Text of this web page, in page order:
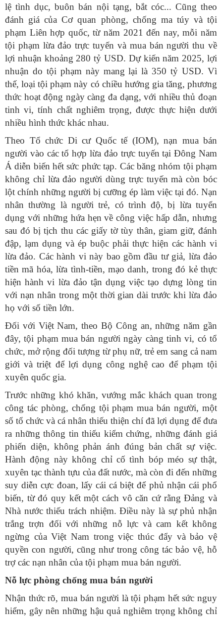
lệ tình dục, buôn bán nội tạng, bắt cóc... Cũng theo
đánh giá của Cơ quan phòng, chống ma túy và tội
phạm Liên hợp quốc, từ năm 2021 đến nay, mỗi năm
tội phạm lừa đảo trực tuyến và mua bán người thu về
lợi nhuận khoảng 280 tỷ USD. Dự kiến năm 2025, lợi
nhuận do tội phạm này mang lại là 350 tỷ USD. Vì
thế, loại tội phạm này có chiều hướng gia tăng, phương
thức hoạt động ngày càng đa dạng, với nhiều thủ đoạn
tinh vi, tính chất nghiêm trọng, được thực hiện dưới
nhiều hình thức khác nhau.
Theo Tổ chức Di cư Quốc tế (IOM), nạn mua bán
người vào các tổ hợp lừa đảo trực tuyến tại Đông Nam
Á diễn biến hết sức phức tạp. Các băng nhóm tội phạm
không chỉ lừa đảo người dùng trực tuyến mà còn bóc
lột chính những người bị cưỡng ép làm việc tại đó. Nạn
nhân thường là người trẻ, có trình độ, bị lừa tuyển
dụng với những hứa hẹn về công việc hấp dẫn, nhưng
sau đó bị tịch thu các giấy tờ tùy thân, giam giữ, đánh
đập, lạm dụng và ép buộc phải thực hiện các hành vi
lừa đảo. Các hành vi này bao gồm đầu tư giả, lừa đảo
tiền mã hóa, lừa tình-tiền, mạo danh, trong đó kẻ thực
hiện hành vi lừa đảo tận dụng việc tạo dựng lòng tin
với nạn nhân trong một thời gian dài trước khi lừa đảo
họ với số tiền lớn.
Đối với Việt Nam, theo Bộ Công an, những năm gần
đây, tội phạm mua bán người ngày càng tinh vi, có tổ
chức, mở rộng đối tượng từ phụ nữ, trẻ em sang cả nam
giới và triệt để lợi dụng công nghệ cao để phạm tội
xuyên quốc gia.
Trước những khó khăn, vướng mắc khách quan trong
công tác phòng, chống tội phạm mua bán người, một
số tổ chức và cá nhân thiếu thiện chí đã lợi dụng để đưa
ra những thông tin thiếu kiểm chứng, những đánh giá
phiến diện, không phản ánh đúng bản chất sự việc.
Hành động này không chỉ cố tình bóp méo sự thật,
xuyên tạc thành tựu của đất nước, mà còn đi đến những
suy diễn cực đoan, lấy cái cá biệt để phủ nhận cái phổ
biến, từ đó quy kết một cách vô căn cứ rằng Đảng và
Nhà nước thiếu trách nhiệm. Điều này là sự phủ nhận
trắng trợn đối với những nỗ lực và cam kết không
ngừng của Việt Nam trong việc thúc đẩy và bảo vệ
quyền con người, cũng như trong công tác bảo vệ, hỗ
trợ các nạn nhân của tội phạm mua bán người.
Nỗ lực phòng chống mua bán người
Nhận thức rõ, mua bán người là tội phạm hết sức nguy
hiểm, gây nên những hậu quả nghiêm trọng không chỉ